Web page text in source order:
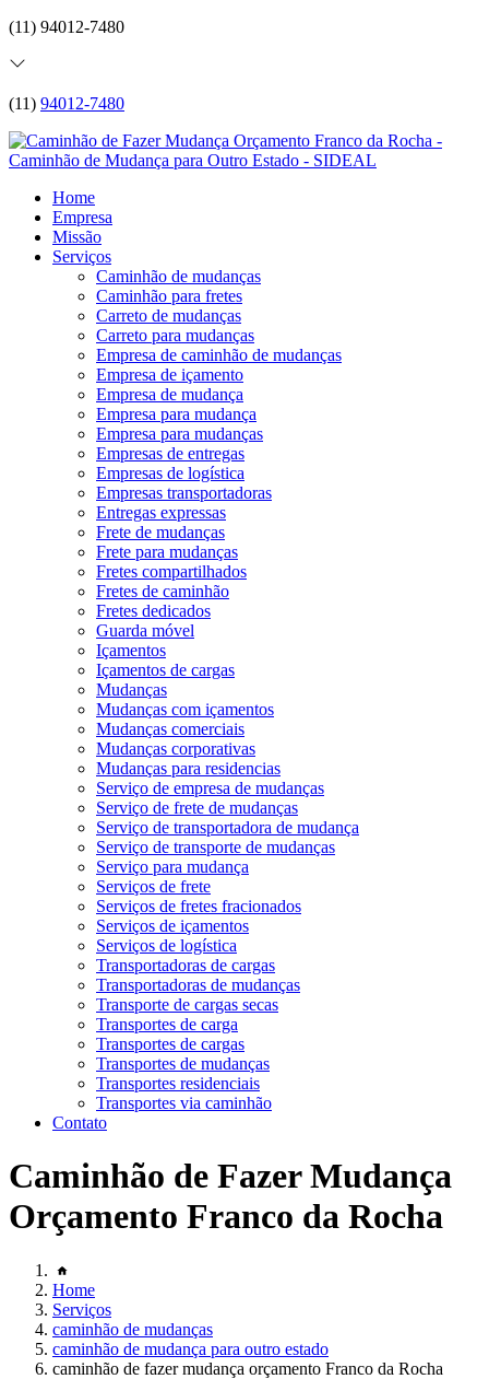
(11) 94012-7480
(11) 94012-7480
Home
Empresa
Missão
Serviços
Caminhão de mudanças
Caminhão para fretes
Carreto de mudanças
Carreto para mudanças
Empresa de caminhão de mudanças
Empresa de içamento
Empresa de mudança
Empresa para mudança
Empresa para mudanças
Empresas de entregas
Empresas de logística
Empresas transportadoras
Entregas expressas
Frete de mudanças
Frete para mudanças
Fretes compartilhados
Fretes de caminhão
Fretes dedicados
Guarda móvel
Içamentos
Içamentos de cargas
Mudanças
Mudanças com içamentos
Mudanças comerciais
Mudanças corporativas
Mudanças para residencias
Serviço de empresa de mudanças
Serviço de frete de mudanças
Serviço de transportadora de mudança
Serviço de transporte de mudanças
Serviço para mudança
Serviços de frete
Serviços de fretes fracionados
Serviços de içamentos
Serviços de logística
Transportadoras de cargas
Transportadoras de mudanças
Transporte de cargas secas
Transportes de carga
Transportes de cargas
Transportes de mudanças
Transportes residenciais
Transportes via caminhão
Contato
Caminhão de Fazer Mudança
Orçamento Franco da Rocha
Home
Serviços
caminhão de mudanças
caminhão de mudança para outro estado
caminhão de fazer mudança orçamento Franco da Rocha